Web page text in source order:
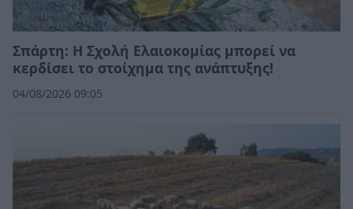
Σπάρτη: Η Σχολή Ελαιοκομίας μπορεί να
κερδίσει το στοίχημα της ανάπτυξης!
04/08/2026 09:05